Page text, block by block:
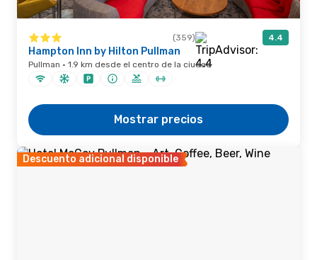
(359) 4.4
Hampton Inn by Hilton Pullman
Pullman · 1.9 km desde el centro de la ciudad
Mostrar precios
Descuento adicional disponible